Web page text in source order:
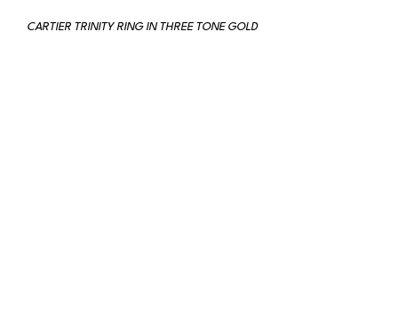
CARTIER TRINITY RING IN THREE TONE GOLD